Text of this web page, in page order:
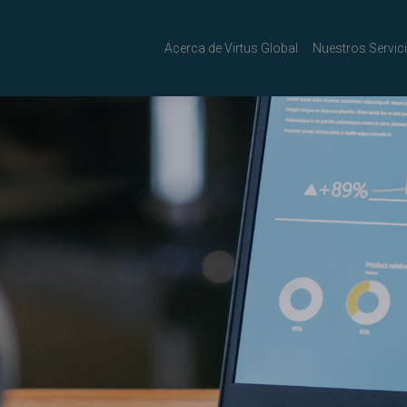
Acerca de Virtus Global Nuestros